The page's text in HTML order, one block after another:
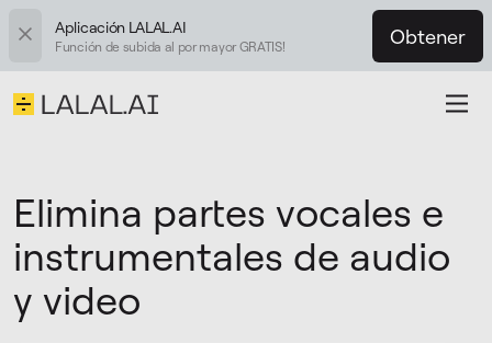
Aplicación LALAL.AI
Función de subida al por mayor GRATIS! Obtener
Elimina partes vocales e
instrumentales de audio
y video